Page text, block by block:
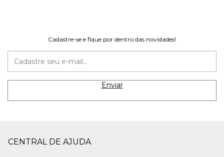
Cadastre-se e fique por dentro das novidades!
CENTRAL DE AJUDA